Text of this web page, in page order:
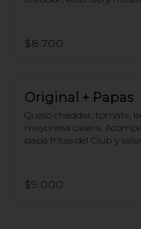
$8.700
Original + Papas
Queso cheddar, tomate,
mayonesa casera.
papa fritas del Club y
$9.000